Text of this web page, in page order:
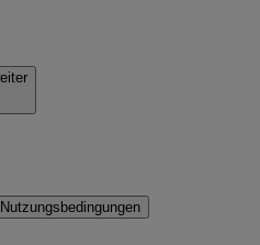
Nutzungsbedingungen